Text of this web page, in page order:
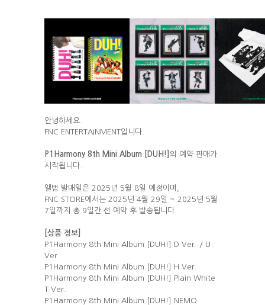
안녕하세요.
FNC ENTERTAINMENT입니다.
P1Harmony 8th Mini Album [DUH!] 의 예약 판매가
시작됩니다.
앨범 발매일은 2025년 5월 8일 예정이며,
FNC STORE에서는 2025년 4월 29일 ~ 2025년 5월
7일까지 총 9일간 선 예약 후 발송됩니다.
상품 정보]
P1Harmony 8th Mini Album [DUH!] D Ver. / U
Ver.
P1Harmony 8th Mini Album [DUH!] H Ver.
P1Harmony 8th Mini Album [DUH!] Plain White
T Ver.
P1Harmony 8th Mini Album [DUH!] NEMO